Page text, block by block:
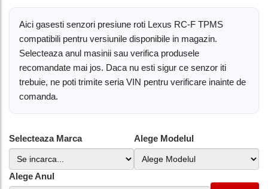
Aici gasesti senzori presiune roti Lexus RC-F TPMS
compatibili pentru versiunile disponibile in magazin.
Selecteaza anul masinii sau verifica produsele
recomandate mai jos. Daca nu esti sigur ce senzor iti
trebuie, ne poti trimite seria VIN pentru verificare inainte de
comanda.
Selecteaza Marca Alege Modelul
Alege Anul